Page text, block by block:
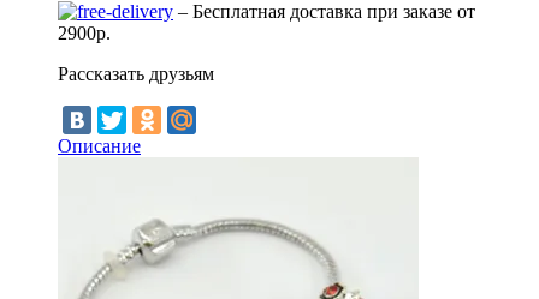
– Бесплатная доставка при заказе от
2900р.
Рассказать друзьям
Описание